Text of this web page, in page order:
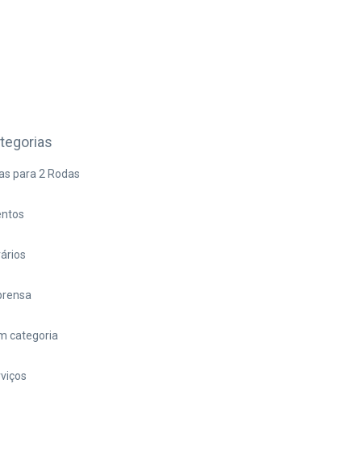
para 2 Rodas
categoria